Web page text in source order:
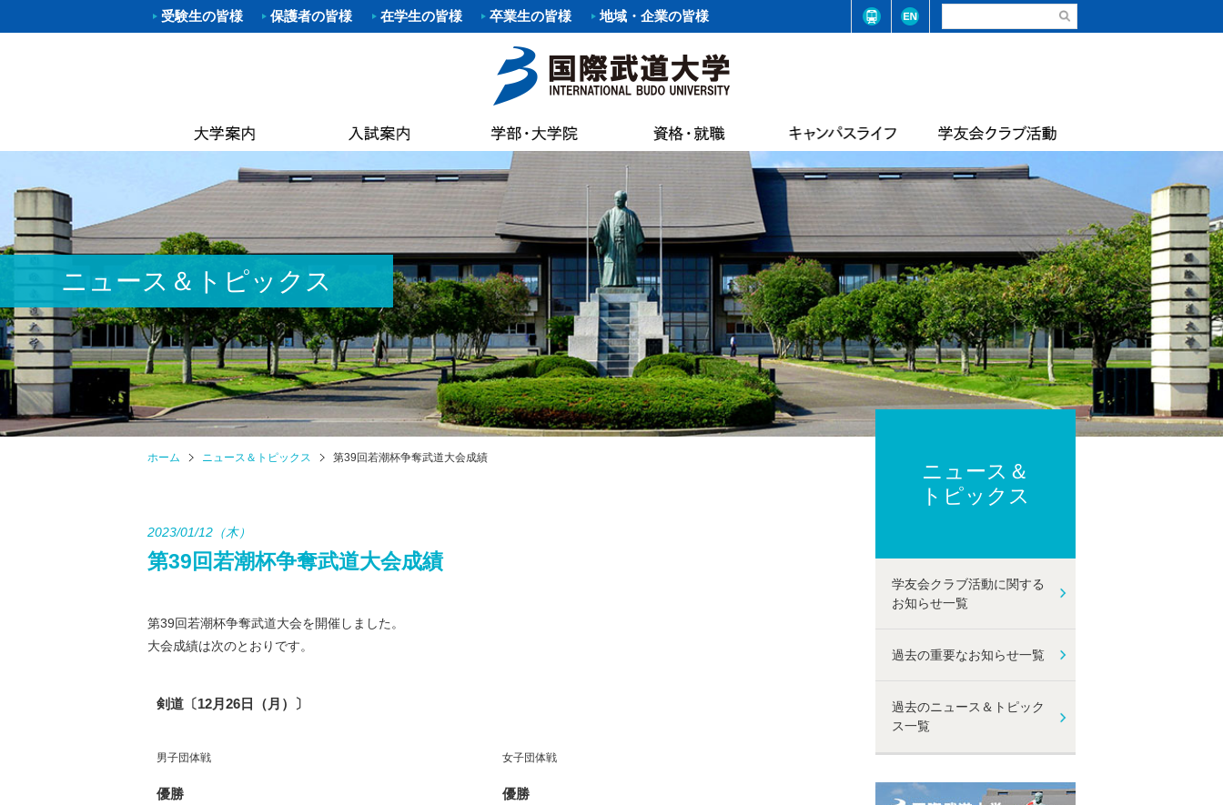
受験生の皆様 保護者の皆様 在学生の皆様 卒業生の皆様 地域・企業の皆様
沿革
建学の精神・教育目標・各種方針
校歌
校章・ロゴ・シンボルマーク
3つのポリシー
アセスメントポリシー
ミッション・ステイトメント
教員紹介
履修の手引・授業概要
国際武道大学学則
国際武道大学大学院学則
大学の活動
設置認可・届出等
ガバナンス・コード
中期計画
自己点検・評価報告
大学行事
教員数・学生数・卒業/修了生数
大学組織
財務情報
教育研究活動等の状況
公約研究費の不正防止への取り組み
プライバシーポリシー
ハラスメント及び性暴力等防止に関する取り組み
大学院入試要項
オープンキャンパス
進学相談会
入学金・学費等
入試資料請求
別科 武道専修課程
大学院
カリキュラム
取得可能な資格
教員紹介
進路（就職）支援プログラム・イベント
就職概要状況（結果）
求人お申し込みのお願い（求人受付）
武大NAVI（求人検索）
求人企業・卒業生アンケート
OPAC（国際武道大学蔵書検索）
国際交流プログラム
黒潮祭
学費・奨学金
各種手続き
健康管理・学生相談
学生食堂・売店
学生アパート情報
後援会
アルバイト情報
IBUキャンパスライフアンケート
各種規則
剣道部
なぎなた部
サッカー部
バスケットボール部
ハンドボール部
バドミントン部
テニス・ソフトテニス部
体操部
ダンス部
陸上競技部
バーベル部
レスリング部
ゴルフ部
ソフトボール部
ライフセービング部
キンボール部
サーフィン部
トレーナーチーム
居合道準クラブ
冬季競技準クラブ
軟式野球準クラブ
ボクシング同好会
軽音楽同好会
トライアスロン同好会
野外スポーツ同好会
フットサル同好会
サッカー同好会
ストリートダンス同好会
ビーチバレー同好会
華道部
茶道部
書道部
フランス文化部
ICG同好会
大学祭実行委員会
ニュース＆トピックス
ホーム ニュース＆トピックス 第39回若潮杯争奪武道大会成績
2023/01/12（木）
第39回若潮杯争奪武道大会成績
第39回若潮杯争奪武道大会を開催しました。
大会成績は次のとおりです。
剣道〔12月26日（月）〕
男子団体戦 女子団体戦
優勝 優勝
ニュース＆
トピックス
学友会クラブ活動に関する
お知らせ一覧
過去の重要なお知らせ一覧
過去のニュース＆トピック
ス一覧